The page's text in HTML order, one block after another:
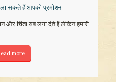
सकते हैं आपको प्रमोशन
चिंता सब लगा देते हैं लेकिन हमारी
more